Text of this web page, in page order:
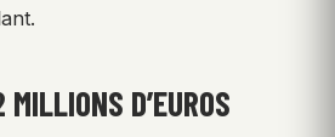
D’EUROS